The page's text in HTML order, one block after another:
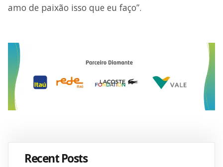
amo de paixão isso que eu faço”.
Recent Posts